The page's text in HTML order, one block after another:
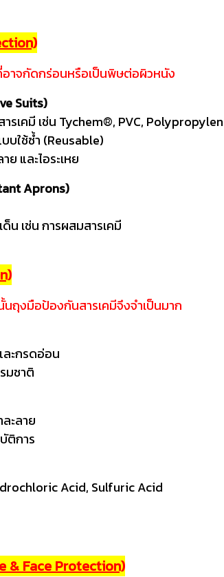
าจกัดกร่อนหรือเป็นพิษต่อผิวหนัง
Suits)
เคมี เช่น Tychem®, PVC,
บใช้ซ้ำ (Reusable)
ด่าง ตัวทำละลาย และไอร
Aprons)
รรมที่มีสารเคมีสา
งนั้นถุงมือป้องกันสารเคมีจึงจำเป็นม
ละกรดอ่อน
มชาติ
ะลาย
ติการ
Acid, Sulfuric Acid
& Face Protection)